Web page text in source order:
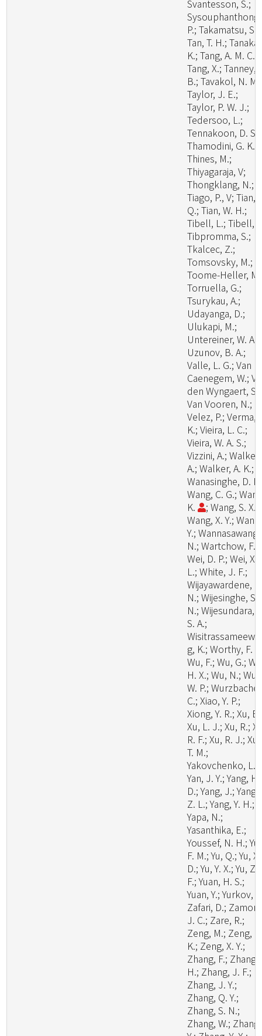
Svantesson, S.;
Sysouphanthong,
P.; Takamatsu, S.;
Tan, T. H.; Tanaka,
K.; Tang, A. M. C.;
Tang, X.; Tanney,
B.; Tavakol, N. M.;
Taylor, J. E.;
Taylor, P. W. J.;
Tedersoo, L.;
Tennakoon, D. S.;
Thamodini, G. K.;
Thines, M.;
Thiyagaraja, V;
Thongklang, N.;
Tiago, P., V; Tian,
Q.; Tian, W. H.;
Tibell, L.; Tibell,
Tibpromma, S.;
Tkalcec, Z.;
Tomsovsky, M.;
Toome-Heller,
Torruella, G.;
Tsurykau, A.;
Udayanga, D.;
Ulukapi, M.;
Untereiner, W. A.;
Uzunov, B. A.;
Valle, L. G.; Van
Caenegem, W.;
den Wyngaert, S.;
Van Vooren, N.;
Velez, P.; Verma,
K.; Vieira, L. C.;
Vieira, W. A. S.;
Vizzini, A.; Walker,
A.; Walker, A. K.;
Wanasinghe, D.
Wang, C. G.;
K.
; Wang, S. X.;
Wang, X. Y.; Wang,
Y.; Wannasawang,
N.; Wartchow, F.;
Wei, D. P.; Wei, X.
L.; White, J. F.;
Wijayawardene,
N.; Wijesinghe, S.
N.; Wijesundara,
S. A.;
g, K.; Worthy, F.
Wu, F.; Wu, G.;
H. X.; Wu, N.; Wu,
W. P.;
C.; Xiao, Y. P.;
Xiong, Y. R.; Xu,
Xu, L. J.; Xu, R.;
R. F.; Xu, R. J.; Xu,
T. M.;
Yakovchenko, L.;
Yan, J. Y.; Yang, H.
D.; Yang, J.; Yang,
Z. L.; Yang, Y. H.;
Yapa, N.;
Yasanthika, E.;
Youssef, N. H.; Yu,
F. M.; Yu, Q.; Yu, X.
D.; Yu, Y. X.; Yu, Z.
F.; Yuan, H. S.;
Yuan, Y.; Yurkov,
Zafari, D.;
J. C.; Zare, R.;
Zeng, M.; Zeng,
K.; Zeng, X. Y.;
Zhang, F.; Zhang,
H.; Zhang, J. F.;
Zhang, J. Y.;
Zhang, Q. Y.;
Zhang, S. N.;
Zhang, W.; Zhang,